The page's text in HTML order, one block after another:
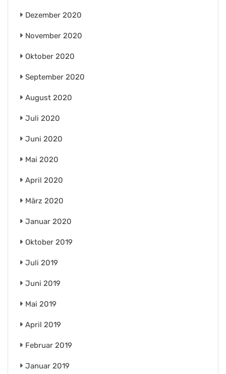
Dezember 2020
November 2020
Oktober 2020
September 2020
August 2020
Juli 2020
Juni 2020
Mai 2020
April 2020
März 2020
Januar 2020
Oktober 2019
Juli 2019
Juni 2019
Mai 2019
April 2019
Februar 2019
Januar 2019